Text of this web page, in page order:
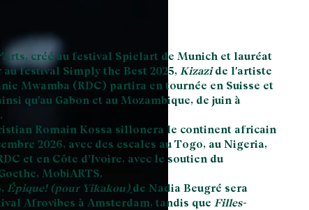
créé au festival Spielart de Munich et lauréat
au festival Simply the Best 2025, Kizazi de l'artiste
Mwamba (RDC) partira en tournée en Suisse et
qu'au Gabon et au Mozambique, de juin à
Romain Kossa sillonera le continent africain
2026, avec des escales au Togo, au Nigeria,
et en Côte d’Ivoire, avec le soutien du
MobiARTS.
Épique! (pour Yikakou) de Nadia Beugré sera
Afrovibes à Amsterdam, tandis que Filles-